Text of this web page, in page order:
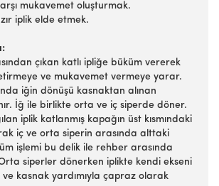
mukavemet oluşturmak.
iplik elde etmek.
çıkan katlı ipliğe büküm vererek
ve mukavemet vermeye yarar.
iğin dönüşü kasnaktan alınan
İğ ile birlikte orta ve iç siperde döner.
iplik katlanmış kapağın üst kısmındaki
iç ve orta siperin arasında alttaki
işlemi bu delik ile rehber arasında
siperler dönerken iplikte kendi ekseni
kasnak yardımıyla çapraz olarak